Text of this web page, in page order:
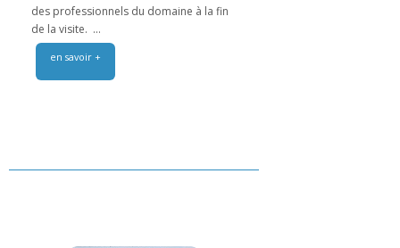
des professionnels du domaine à la fin
de la visite. ...
en savoir +